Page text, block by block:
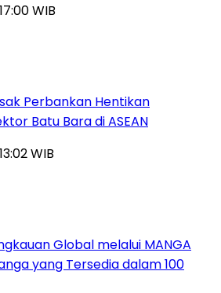
WIB
Perbankan Hentikan
Batu Bara di ASEAN
WIB
Global melalui MANGA
yang Tersedia dalam 100